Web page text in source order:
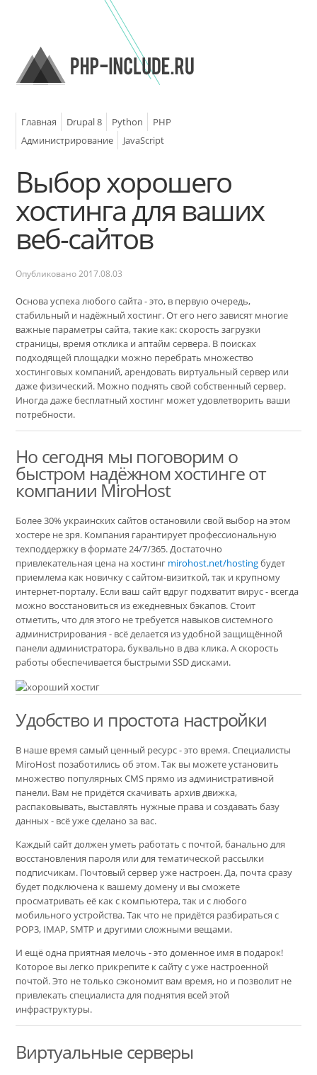
Главная Drupal 8 Python
PHP
Администрирование
JavaScript
Выбор хорошего
хостинга для ваших
веб-сайтов
Опубликовано 2017.08.03
Основа успеха любого сайта - это, в первую очередь,
стабильный и надёжный хостинг. От его него зависят многие
важные параметры сайта, такие как: скорость загрузки
страницы, время отклика и аптайм сервера. В поисках
подходящей площадки можно перебрать множество
хостинговых компаний, арендовать виртуальный сервер или
даже физический. Можно поднять свой собственный сервер.
Иногда даже бесплатный хостинг может удовлетворить ваши
потребности.
Но сегодня мы поговорим о
быстром надёжном хостинге от
компании MiroHost
Более 30% украинских сайтов остановили свой выбор на этом
хостере не зря. Компания гарантирует профессиональную
техподдержку в формате 24/7/365. Достаточно
привлекательная цена на хостинг mirohost.net/hostingбудет
приемлема как новичку с сайтом-визиткой, так и крупному
интернет-порталу. Если ваш сайт вдруг подхватит вирус - всегда
можно восстановиться из ежедневных бэкапов. Стоит
отметить, что для этого не требуется навыков системного
администрирования - всё делается из удобной защищённой
панели администратора, буквально в два клика. А скорость
работы обеспечивается быстрыми SSD дисками.
Удобство и простота настройки
В наше время самый ценный ресурс - это время. Специалисты
MiroHost позаботились об этом. Так вы можете установить
множество популярных CMS прямо из административной
панели. Вам не придётся скачивать архив движка,
распаковывать, выставлять нужные права и создавать базу
данных - всё уже сделано за вас.
Каждый сайт должен уметь работать с почтой, банально для
восстановления пароля или для тематической рассылки
подписчикам. Почтовый сервер уже настроен. Да, почта сразу
будет подключена к вашему домену и вы сможете
просматривать её как с компьютера, так и с любого
мобильного устройства. Так что не придётся разбираться с
POP3, IMAP, SMTP и другими сложными вещами.
И ещё одна приятная мелочь - это доменное имя в подарок!
Которое вы легко прикрепите к сайту с уже настроенной
почтой. Это не только сэкономит вам время, но и позволит не
привлекать специалиста для поднятия всей этой
инфраструктуры.
Виртуальные серверы